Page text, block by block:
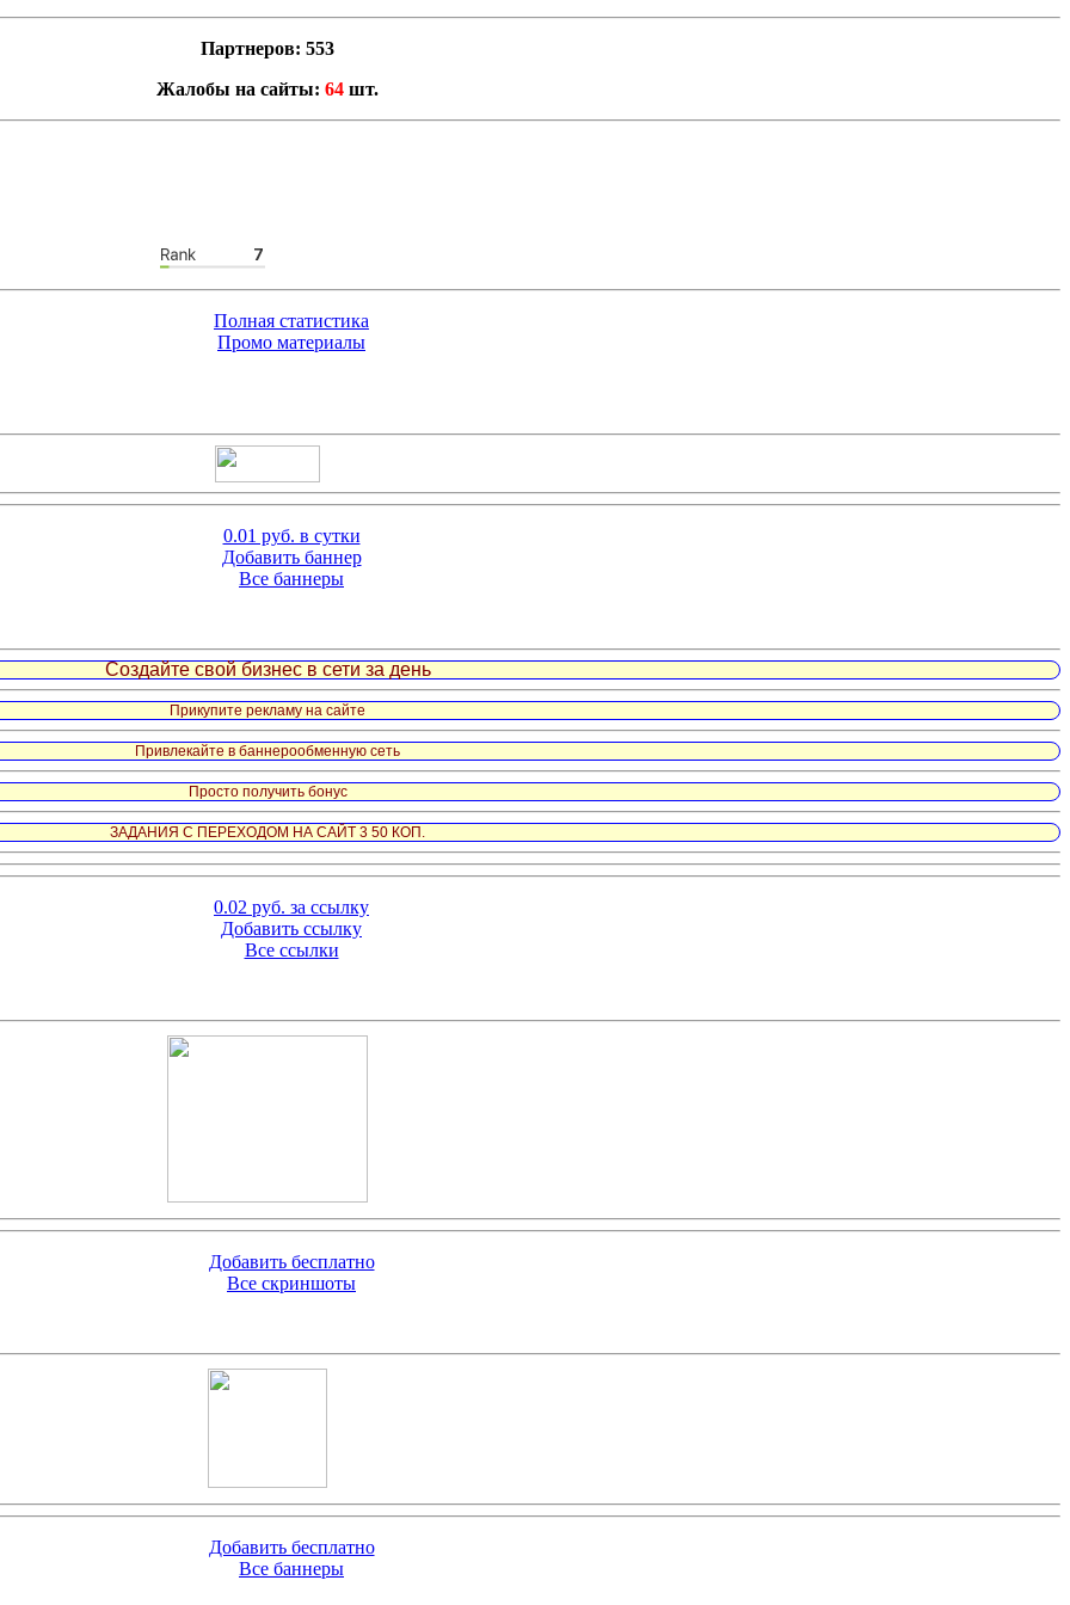
Партнеров: 553
Жалобы на сайты: 64 шт.
Полная статистика
Промо материалы
0.01 руб. в сутки
Добавить баннер
Все баннеры
Создайте свой бизнес в сети за день
Прикупите рекламу на сайте
Привлекайте в баннерообменную сеть
Просто получить бонус
ЗАДАНИЯ С ПЕРЕХОДОМ НА САЙТ 3 50 КОП.
0.02 руб. за ссылку
Добавить ссылку
Все ссылки
Добавить бесплатно
Все скриншоты
Добавить бесплатно
Все баннеры